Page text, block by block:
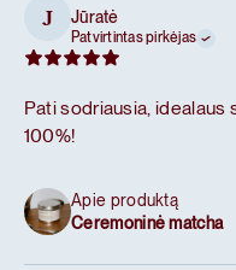
J Jūratė
Patvirtintas pirkėjas
Pati sodriausia, idealaus
100%!
Apie produktą
Ceremoninė matcha